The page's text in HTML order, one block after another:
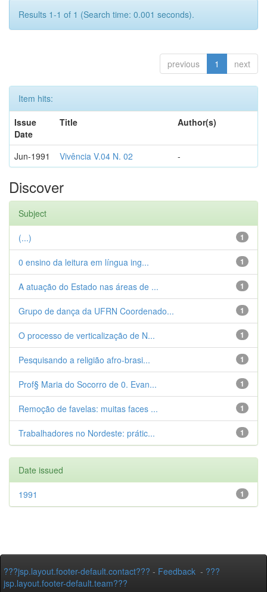
Results 1-1 of 1 (Search time: 0.001 seconds).
previous 1 next
Item hits:
Issue
Date
Title Author(s)
Jun-1991 Vivência V.04 N. 02 -
Discover
Subject
1
(...)
1
0 ensino da leitura em língua ing...
1
A atuação do Estado nas áreas de ...
1
Grupo de dança da UFRN Coordenado...
1
O processo de verticalização de N...
1
Pesquisando a religião afro-brasi...
1
Prof§ Maria do Socorro de 0. Evan...
1
Remoção de favelas: muitas faces ...
1
Trabalhadores no Nordeste: prátic...
Date issued
1
1991
???jsp.layout.footer-default.contact??? - Feedback - ???
jsp.layout.footer-default.team???